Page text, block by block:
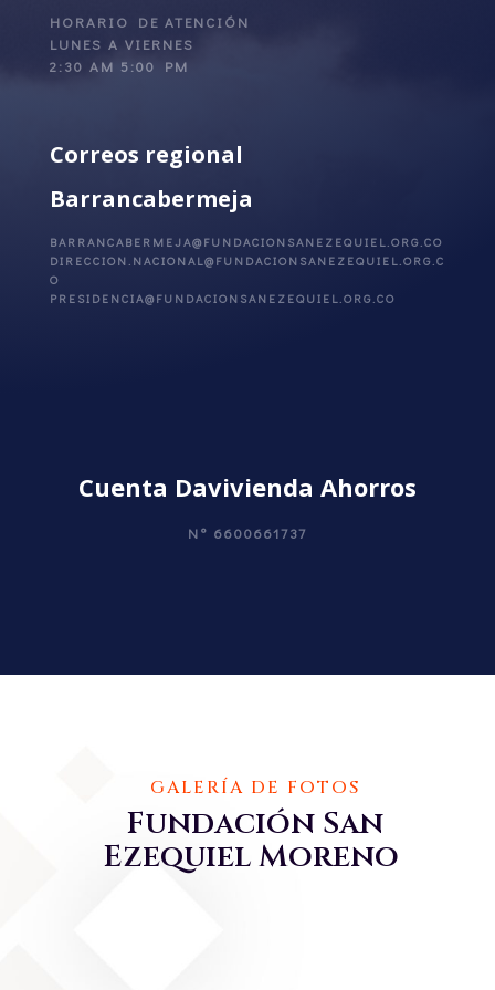
HORARIO DE ATENCIÓN
LUNES A VIERNES
2:30 AM 5:00 PM
Correos regional
Barrancabermeja
BARRANCABERMEJA@FUNDACIONSANEZEQUIEL.ORG.CO
DIRECCION.NACIONAL@FUNDACIONSANEZEQUIEL.ORG.C
O
PRESIDENCIA@FUNDACIONSANEZEQUIEL.ORG.CO
Cuenta Davivienda Ahorros
N° 6600661737
GALERÍA DE FOTOS
Fundación San
Ezequiel Moreno